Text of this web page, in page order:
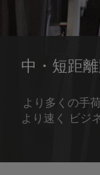
中・短距
より多くの手
より速く ビジ